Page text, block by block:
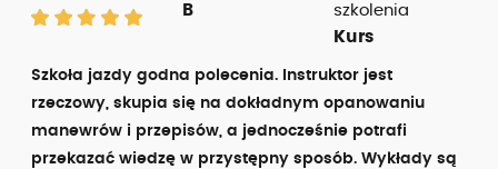
B
szkolenia
Kurs
Szkoła jazdy godna polecenia. Instruktor jest
rzeczowy, skupia się na dokładnym opanowaniu
manewrów i przepisów, a jednocześnie potrafi
przekazać wiedzę w przystępny sposób. Wykłady są